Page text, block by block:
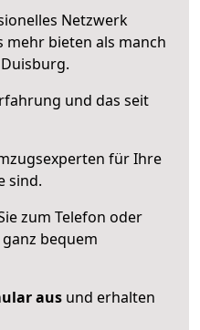
Netzwerk
bieten als manch
und das seit
für Ihre
sind.
zum Telefon oder
bequem
aus und erhalten